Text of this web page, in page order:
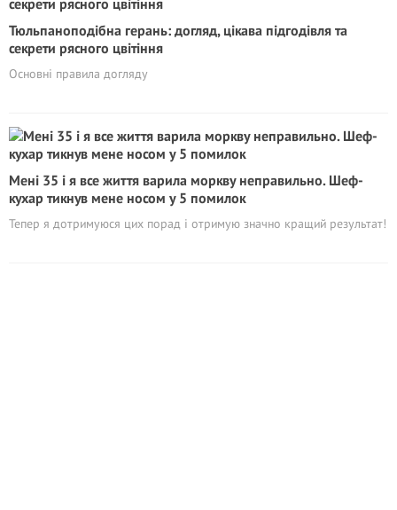
Тюльпаноподібна герань: догляд, цікава підгодівля та
секрети рясного цвітіння
Основні правила догляду
Мені 35 і я все життя варила моркву неправильно. Шеф-
кухар тикнув мене носом у 5 помилок
Тепер я дотримуюся цих порад і отримую значно кращий результат!